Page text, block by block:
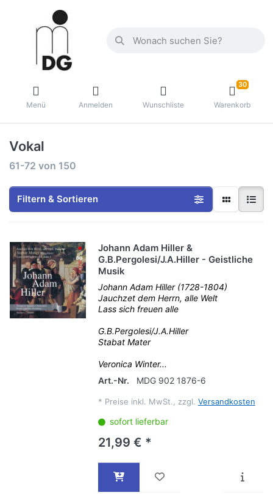
Menü Anmelden Wunschliste
30
Warenkorb
Vokal
61-72 von 150
Filtern & Sortieren
Johann Adam Hiller &
G.B.Pergolesi/J.A.Hiller - Geistliche
Musik
Johann Adam Hiller (1728-1804)
Jauchzet dem Herrn, alle Welt
Lass sich freuen alle
G.B.Pergolesi/J.A.Hiller
Stabat Mater
Veronica Winter...
Art.-Nr.
MDG 902 1876-6
* Preise inkl. MwSt., zzgl. Versandkosten
sofort lieferbar
21,99 € *